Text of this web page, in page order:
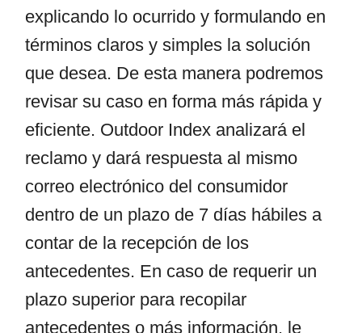
explicando lo ocurrido y formulando en
términos claros y simples la solución
que desea. De esta manera podremos
revisar su caso en forma más rápida y
eficiente. Outdoor Index analizará el
reclamo y dará respuesta al mismo
correo electrónico del consumidor
dentro de un plazo de 7 días hábiles a
contar de la recepción de los
antecedentes. En caso de requerir un
plazo superior para recopilar
antecedentes o más información, le